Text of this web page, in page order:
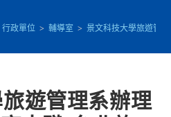
行政單位 > 輔導室 > 景文科技大學旅遊管
遊管理系辦理